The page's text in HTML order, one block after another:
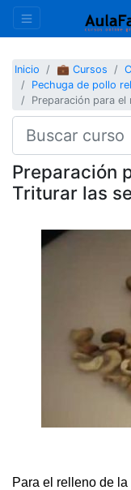
Inicio 💼 Cursos
Pechuga de pollo
Preparación para
Preparación
Triturar las
Para el relleno de